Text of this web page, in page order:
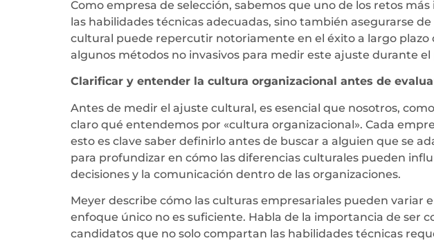
Como empresa de selección, sabemos que uno de los retos
las habilidades técnicas adecuadas, sino también asegurarse
cultural puede repercutir notoriamente en el éxito a largo
algunos métodos no invasivos para medir este ajuste durante el
Clarificar y entender la cultura organizacional antes de
Antes de medir el ajuste cultural, es esencial que nosotros,
claro qué entendemos por «cultura organizacional». Cada
esto es clave saber definirlo antes de buscar a alguien que se
para profundizar en cómo las diferencias culturales pueden
decisiones y la comunicación dentro de las organizaciones.
Meyer describe cómo las culturas empresariales pueden
enfoque único no es suficiente. Habla de la importancia de ser
candidatos que no solo compartan las habilidades técnicas